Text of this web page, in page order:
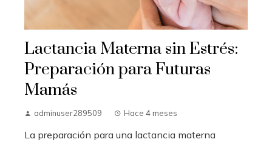
Lactancia Materna sin Estrés:
Preparación para Futuras
Mamás
adminuser289509 Hace 4 meses
La preparación para una lactancia materna